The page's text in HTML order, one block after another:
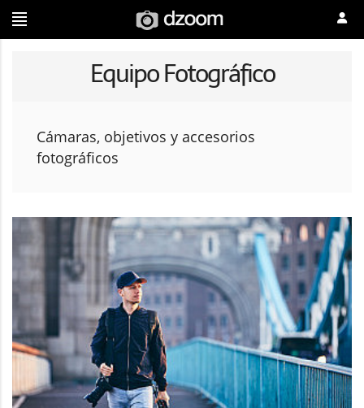
Equipo Fotográfico
Cámaras, objetivos y accesorios
fotográficos